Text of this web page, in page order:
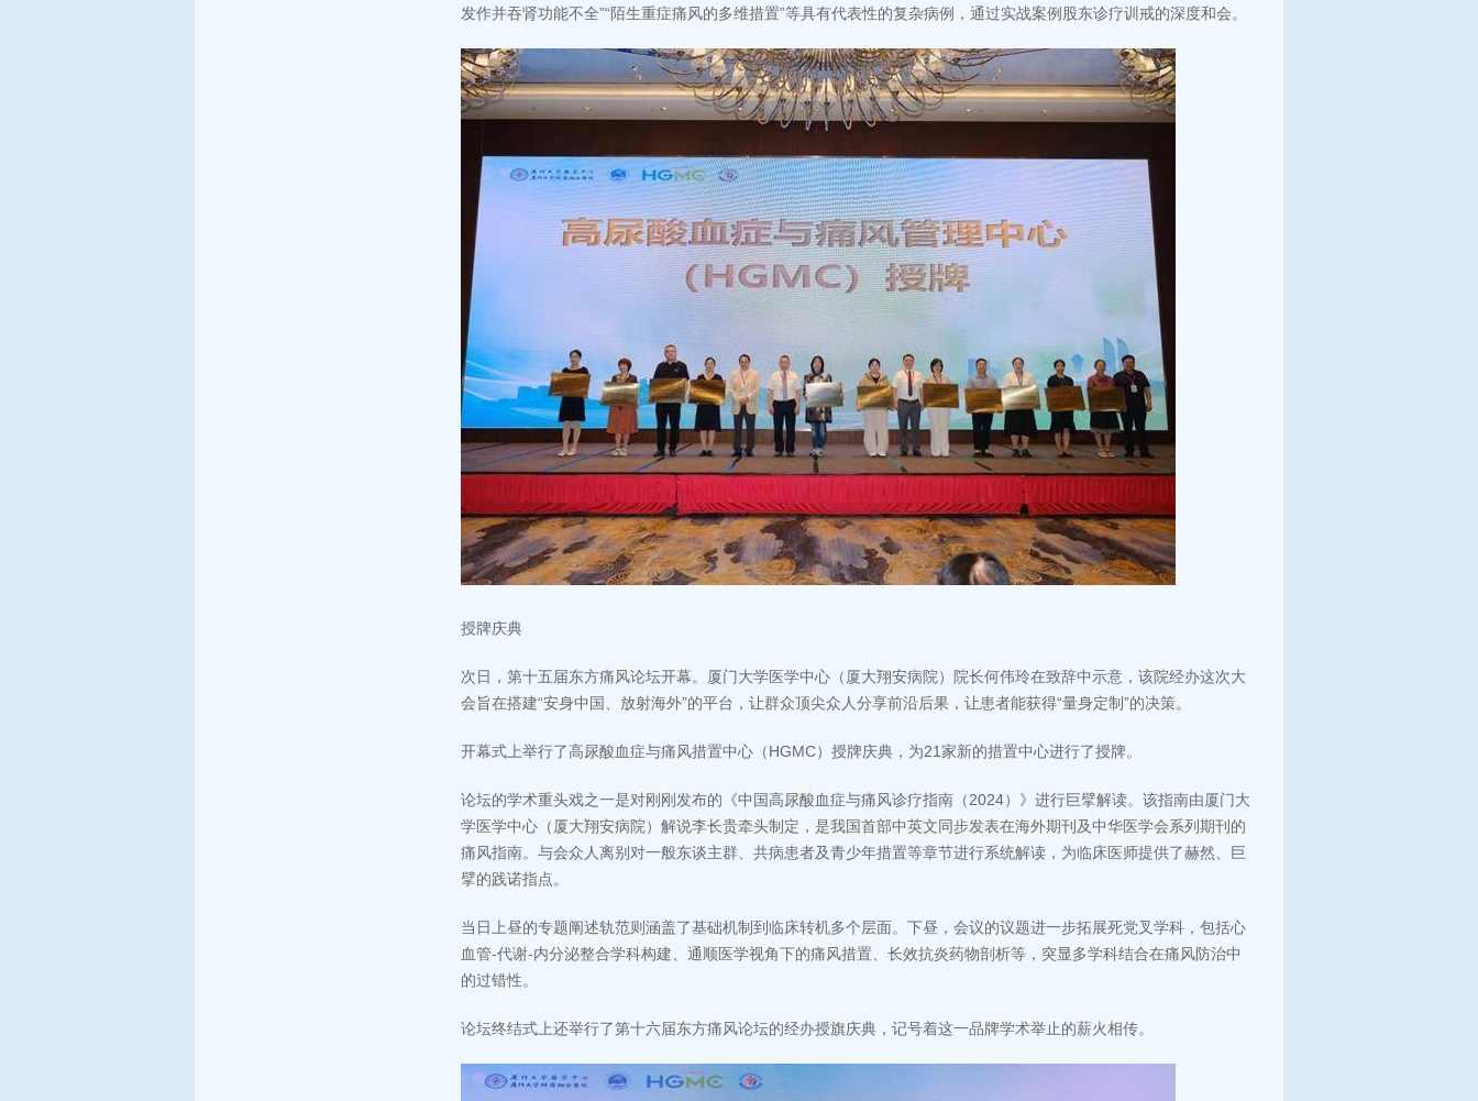
发作并吞肾功能不全”“陌生重症痛风的多维措置”等具有代表性的复杂病例，通过实战案例股东诊疗训戒的深度和会。
授牌庆典
次日，第十五届东方痛风论坛开幕。厦门大学医学中心（厦大翔安病院）院长何伟玲在致辞中示意，该院经办这次大
会旨在搭建“安身中国、放射海外”的平台，让群众顶尖众人分享前沿后果，让患者能获得“量身定制”的决策。
开幕式上举行了高尿酸血症与痛风措置中心（HGMC）授牌庆典，为21家新的措置中心进行了授牌。
论坛的学术重头戏之一是对刚刚发布的《中国高尿酸血症与痛风诊疗指南（2024）》进行巨擘解读。该指南由厦门大
学医学中心（厦大翔安病院）解说李长贵牵头制定，是我国首部中英文同步发表在海外期刊及中华医学会系列期刊的
痛风指南。与会众人离别对一般东谈主群、共病患者及青少年措置等章节进行系统解读，为临床医师提供了赫然、巨
擘的践诺指点。
当日上昼的专题阐述轨范则涵盖了基础机制到临床转机多个层面。下昼，会议的议题进一步拓展死党叉学科，包括心
血管-代谢-内分泌整合学科构建、通顺医学视角下的痛风措置、长效抗炎药物剖析等，突显多学科结合在痛风防治中
的过错性。
论坛终结式上还举行了第十六届东方痛风论坛的经办授旗庆典，记号着这一品牌学术举止的薪火相传。